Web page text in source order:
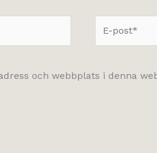
post*
och webbplats i denna